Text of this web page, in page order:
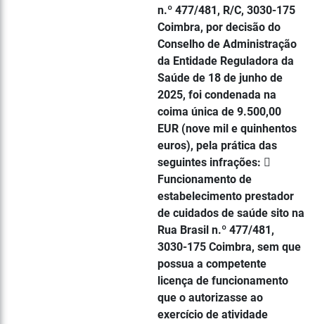
n.º 477/481, R/C, 3030-175
Coimbra, por decisão do
Conselho de Administração
da Entidade Reguladora da
Saúde de 18 de junho de
2025, foi condenada na
coima única de 9.500,00
EUR (nove mil e quinhentos
euros), pela prática das
seguintes infrações: 
Funcionamento de
estabelecimento prestador
de cuidados de saúde sito na
Rua Brasil n.º 477/481,
3030-175 Coimbra, sem que
possua a competente
licença de funcionamento
que o autorizasse ao
exercício de atividade